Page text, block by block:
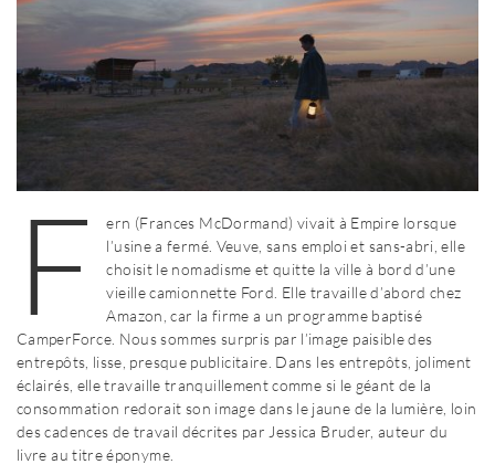
F
ern (Frances McDormand) vivait à Empire lorsque
l’usine a fermé. Veuve, sans emploi et sans-abri, elle
choisit le nomadisme et quitte la ville à bord d’une
vieille camionnette Ford. Elle travaille d’abord chez
Amazon, car la firme a un programme baptisé
CamperForce. Nous sommes surpris par l’image paisible des
entrepôts, lisse, presque publicitaire. Dans les entrepôts, joliment
éclairés, elle travaille tranquillement comme si le géant de la
consommation redorait son image dans le jaune de la lumière, loin
des cadences de travail décrites par Jessica Bruder, auteur du
livre au titre éponyme.